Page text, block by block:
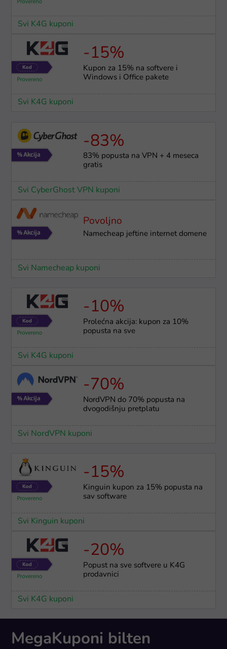
Svi K4G kuponi
-15%
Kupon za 15% na softvere i
Windows i Office pakete
Svi K4G kuponi
-83%
83% popusta na VPN + 4 meseca
gratis
Svi CyberGhost VPN kuponi
Povoljno
Namecheap jeftine internet domene
Svi Namecheap kuponi
-10%
Prolećna akcija: kupon za 10%
popusta na sve
Svi K4G kuponi
-70%
NordVPN do 70% popusta na
dvogodišnju pretplatu
Svi NordVPN kuponi
-15%
Kinguin kupon za 15% popusta na
sav software
Svi Kinguin kuponi
-20%
Popust na sve softvere u K4G
prodavnici
Svi K4G kuponi
MegaKuponi bilten